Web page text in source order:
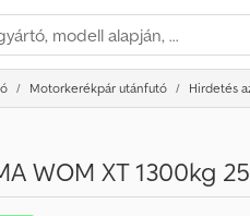
Motorkerékpár utánfutó Hirdetés
WOM XT 1300kg